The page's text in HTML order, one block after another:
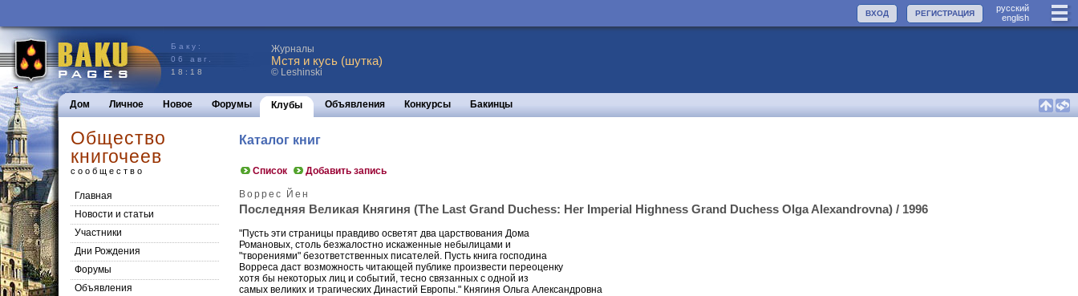
руccкий
english
РЕГИСТРАЦИЯ
ВХОД
Баку:
06 авг.
18:18
Журналы
Мстя и кусь (шутка)
© Leshinski
Дом Личное Новое Форумы Клубы Объявления Конкурсы Бакинцы
Общество
книгочеев
сообщество
Главная
Новости и статьи
Участники
Дни Рождения
Форумы
Объявления
Каталог книг
Список Добавить запись
Воррес Йен
Последняя Великая Княгиня (The Last Grand Duchess: Her Imperial Highness Grand Duchess Olga Alexandrovna) / 1996
"Пусть эти страницы правдиво осветят два царствования Дома
Романовых, столь безжалостно искаженные небылицами и
"творениями" безответственных писателей. Пусть книга господина
Ворреса даст возможность читающей публике произвести переоценку
хотя бы некоторых лиц и событий, тесно связанных с одной из
самых великих и трагических Династий Европы." Княгиня Ольга Александровна